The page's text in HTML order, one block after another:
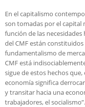
En el capitalismo
son tomadas por el capital
función de las
del CMF están
fundamentalismo de
CMF está
sigue de estos hechos
economía significa
y transitar hacia una
trabajadores, el socialismo”.